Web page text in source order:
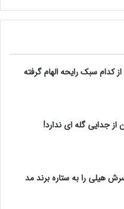
کدام سبک رایحه الهام گرفته
جدایی گله ای ندارد!
هیلی را به ستاره برند مد